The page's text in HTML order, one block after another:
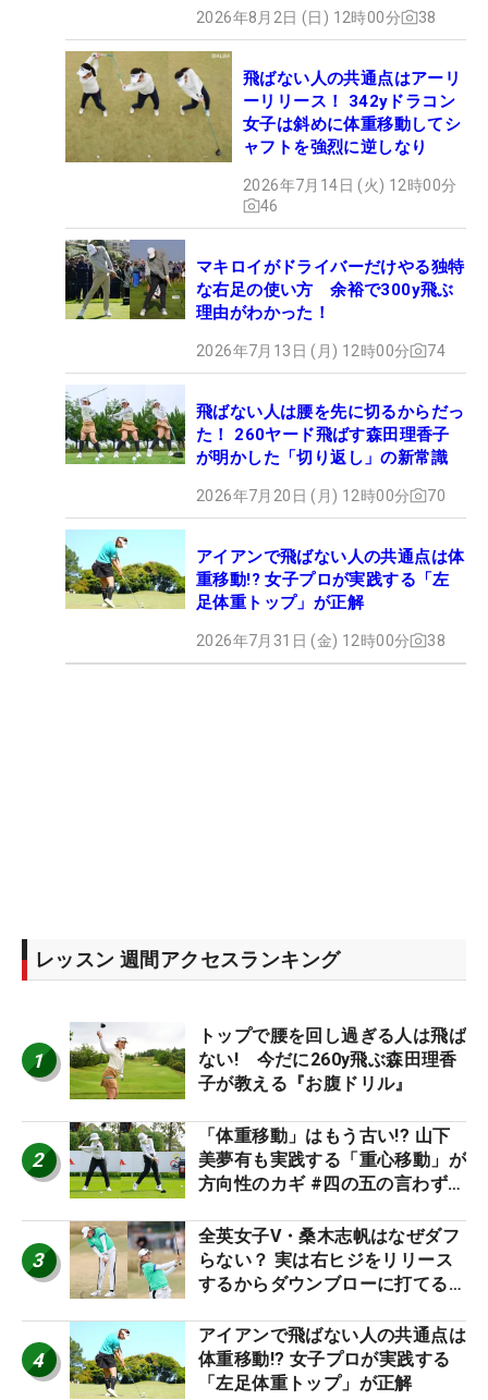
2026年8月2日 (日) 12時00分 38
飛ばない人の共通点はアーリ
ーリリース！ 342yドラコン
女子は斜めに体重移動してシ
ャフトを強烈に逆しなり
2026年7月14日 (火) 12時00分
46
マキロイがドライバーだけやる独特
な右足の使い方 余裕で300y飛ぶ
理由がわかった！
2026年7月13日 (月) 12時00分 74
飛ばない人は腰を先に切るからだっ
た！ 260ヤード飛ばす森田理香子
が明かした「切り返し」の新常識
2026年7月20日 (月) 12時00分 70
アイアンで飛ばない人の共通点は体
重移動!? 女子プロが実践する「左
足体重トップ」が正解
2026年7月31日 (金) 12時00分 38
レッスン 週間アクセスランキング
1
トップで腰を回し過ぎる人は飛ば
ない! 今だに260y飛ぶ森田理香
子が教える『お腹ドリル』
2
「体重移動」はもう古い!? 山下
美夢有も実践する「重心移動」が
方向性のカギ #四の五の言わず振
3
全英女子V・桑木志帆はなぜダフ
らない？ 実は右ヒジをリリース
するからダウンブローに打てる #
4
アイアンで飛ばない人の共通点は
体重移動!? 女子プロが実践する
「左足体重トップ」が正解